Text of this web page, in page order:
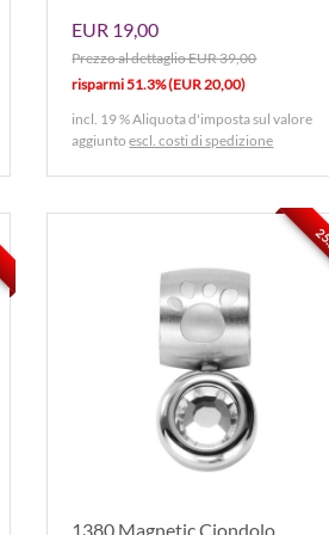
EUR 19,00
Prezzo al dettaglio EUR 39,00
risparmi 51.3% (EUR 20,00)
incl. 19 % Aliquota d'imposta sul valore
aggiuntoescl. costi di spedizione
1380 Magnetic Ciondolo